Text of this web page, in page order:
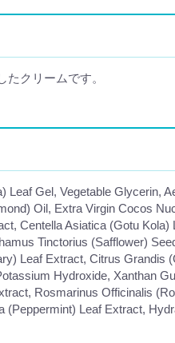
クリームです。
Leaf Gel, Vegetable
Oil, Extra Virgin Cocos
Centella Asiatica (Gotu
Tinctorius (Safflower)
Leaf Extract, Citrus
Hydroxide, Xanthan
Rosmarinus Officinalis
Leaf Extract,